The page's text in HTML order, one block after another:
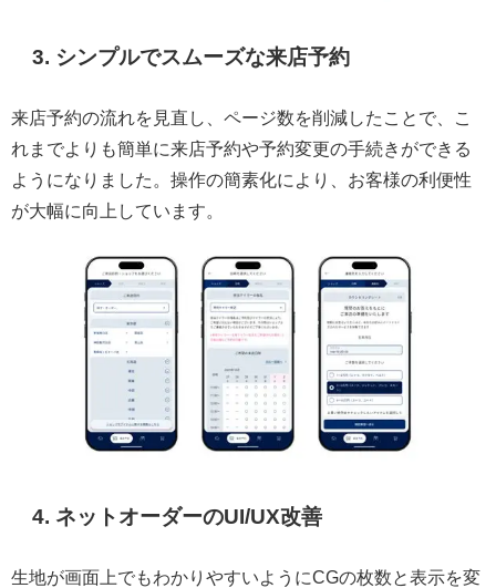
3. シンプルでスムーズな来店予約
来店予約の流れを見直し、ページ数を削減したことで、こ
れまでよりも簡単に来店予約や予約変更の手続きができる
ようになりました。操作の簡素化により、お客様の利便性
が大幅に向上しています。
4. ネットオーダーのUI/UX改善
生地が画面上でもわかりやすいようにCGの枚数と表示を変